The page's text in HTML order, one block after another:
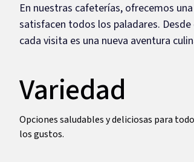
En nuestras cafeterías, ofrecemos
satisfacen todos los paladares.
cada visita es una nueva aventura
Variedad
Opciones saludables y deliciosas para
los gustos.